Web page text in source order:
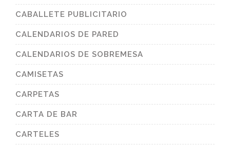
CABALLETE PUBLICITARIO
CALENDARIOS DE PARED
CALENDARIOS DE SOBREMESA
CAMISETAS
CARPETAS
CARTA DE BAR
CARTELES